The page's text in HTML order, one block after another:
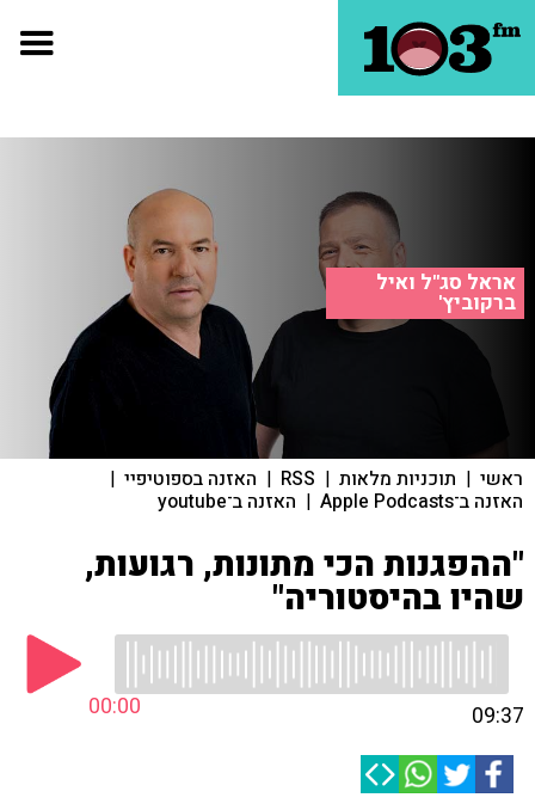
אראל סג"ל ואיל
ברקוביץ'
ראשי | תוכניות מלאות |
RSS
| האזנה בספוטיפיי |
האזנה ב־Apple Podcasts | האזנה ב־youtube
"ההפגנות הכי מתונות, רגועות,
שהיו בהיסטוריה"
00:00 09:37